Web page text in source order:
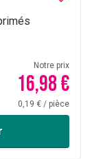
Notre prix
16,98 €
0,19 € / pièce